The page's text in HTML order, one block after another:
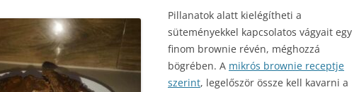
Pillanatok alatt kielégítheti a
süteményekkel kapcsolatos vágyait egy
finom brownie révén, méghozzá
bögrében. A mikrós brownie receptje
szerint, legelőször össze kell kavarni a